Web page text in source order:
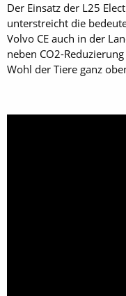
Der Einsatz der L25
unterstreicht die
Volvo CE auch in der
neben CO2-
Wohl der Tiere ganz